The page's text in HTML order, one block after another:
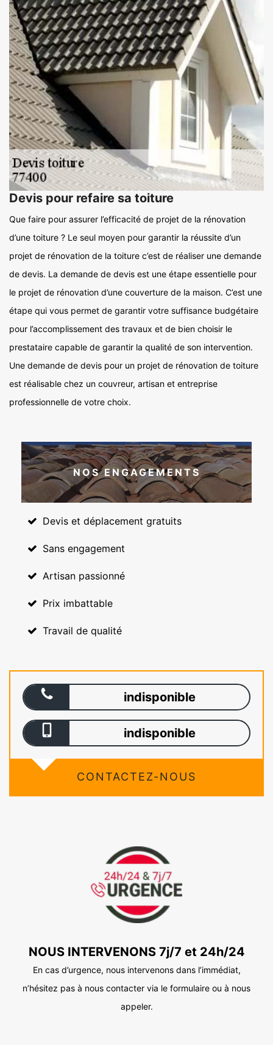
Devis pour refaire sa toiture
Que faire pour assurer l’efficacité de projet de la rénovation
d’une toiture ? Le seul moyen pour garantir la réussite d’un
projet de rénovation de la toiture c’est de réaliser une demande
de devis. La demande de devis est une étape essentielle pour
le projet de rénovation d’une couverture de la maison. C’est une
étape qui vous permet de garantir votre suffisance budgétaire
pour l’accomplissement des travaux et de bien choisir le
prestataire capable de garantir la qualité de son intervention.
Une demande de devis pour un projet de rénovation de toiture
est réalisable chez un couvreur, artisan et entreprise
professionnelle de votre choix.
NOS ENGAGEMENTS
Devis et déplacement gratuits
Sans engagement
Artisan passionné
Prix imbattable
Travail de qualité
indisponible
indisponible
CONTACTEZ-NOUS
NOUS INTERVENONS 7j/7 et 24h/24
En cas d’urgence, nous intervenons dans l’immédiat,
n’hésitez pas à nous contacter via le formulaire ou à nous
appeler.